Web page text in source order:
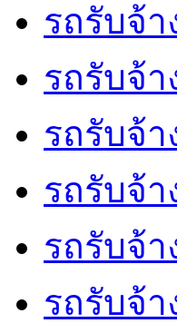
รถรับจ้
รถรับจ้
รถรับจ้
รถรับจ้า
รถรับจ้
รถรับจ้า